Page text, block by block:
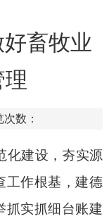
畜牧业
次数：
建设，夯实源
工作根基，建德
抓实抓细台账建